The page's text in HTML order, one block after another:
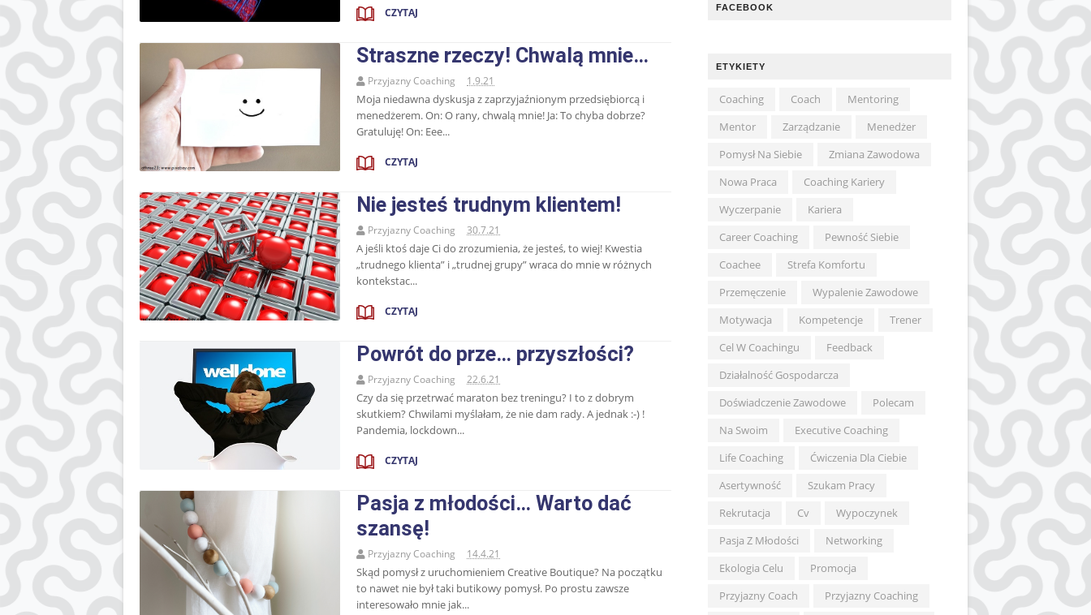
CZYTAJ
Straszne rzeczy! Chwalą mnie…
Przyjazny Coaching 1.9.21
Moja niedawna dyskusja z zaprzyjaźnionym przedsiębiorcą i
menedżerem. On: O rany, chwalą mnie! Ja: To chyba dobrze?
Gratuluję! On: Eee...
CZYTAJ
Nie jesteś trudnym klientem!
Przyjazny Coaching 30.7.21
A jeśli ktoś daje Ci do zrozumienia, że jesteś, to wiej! Kwestia
„trudnego klienta” i „trudnej grupy” wraca do mnie w różnych
kontekstac...
CZYTAJ
Powrót do prze… przyszłości?
Przyjazny Coaching 22.6.21
Czy da się przetrwać maraton bez treningu? I to z dobrym
skutkiem? Chwilami myślałam, że nie dam rady. A jednak :-) !
Pandemia, lockdown...
CZYTAJ
Pasja z młodości… Warto dać
szansę!
Przyjazny Coaching 14.4.21
Skąd pomysł z uruchomieniem Creative Boutique? Na początku
to nawet nie był taki butikowy pomysł. Po prostu zawsze
interesowało mnie jak...
FACEBOOK
ETYKIETY
Coaching Coach
Mentoring
Mentor
Zarządzanie
Menedżer
Pomysł Na Siebie
Zmiana Zawodowa
Nowa Praca
Coaching Kariery
Wyczerpanie
Kariera
Career Coaching
Pewność Siebie
Coachee
Strefa Komfortu
Przemęczenie
Wypalenie Zawodowe
Motywacja
Kompetencje
Trener
Cel W Coachingu
Feedback
Działalność Gospodarcza
Doświadczenie Zawodowe
Polecam
Na Swoim
Executive Coaching
Life Coaching
Ćwiczenia Dla Ciebie
Asertywność
Szukam Pracy
Rekrutacja
Cv
Wypoczynek
Pasja Z Młodości
Networking
Ekologia Celu
Promocja
Przyjazny Coach
Przyjazny Coaching